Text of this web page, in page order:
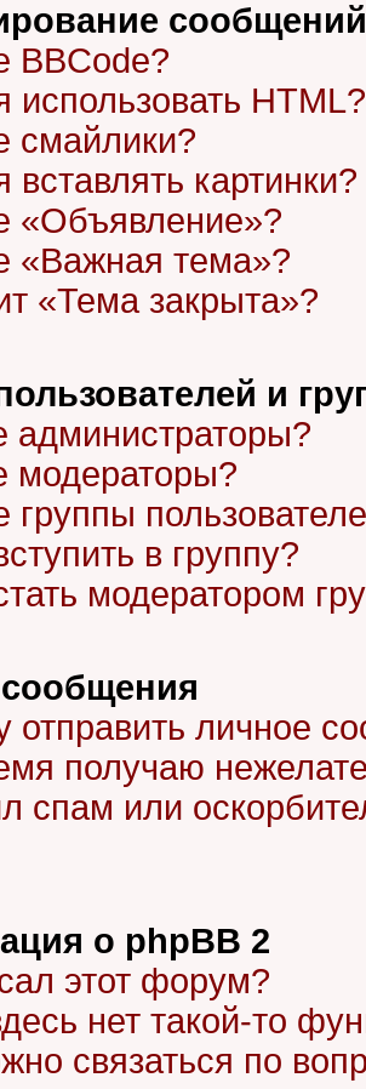
BBCode?
использовать HTML?
смайлики?
вставлять картинки?
«Объявление»?
«Важная тема»?
«Тема закрыта»?
и
администраторы?
модераторы?
группы
в группу?
модератором
отправить личное
получаю
спам или
о phpBB 2
этот форум?
нет такой-то
связаться по